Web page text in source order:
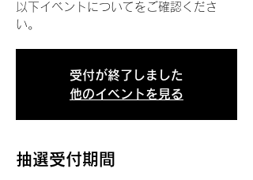
以下イベントについてをご確認くださ
い。
受付が終了しました
他のイベントを見る
抽選受付期間